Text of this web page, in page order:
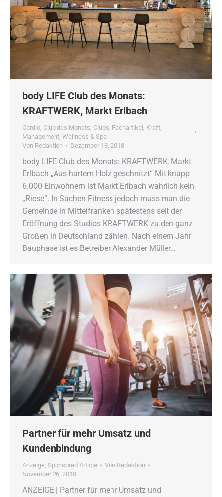
body LIFE Club des Monats:
KRAFTWERK, Markt Erlbach
Cardio Club des Monats Clubs Fachartikel Kraft
Management Wellness & Spa
Von Redaktion Dezember 18, 2018
body LIFE Club des Monats: KRAFTWERK, Markt
Erlbach „Aus hartem Holz geschnitzt“ Mit knapp
6.000 Einwohnern ist Markt Erlbach wahrlich kein
„Riese“. In Sachen Fitness jedoch muss man die
Gemeinde in Mittelfranken spätestens seit der
Eröffnung des Studios KRAFTWERK zu den ganz
Großen in Deutschland zählen. Nach einem Jahr
Bauphase ist es Betreiber Alexander Müller…
Partner für mehr Umsatz und
Kundenbindung
Anzeige Sponsored Article Von Redaktion
November 26, 2018
ANZEIGE | Partner für mehr Umsatz und